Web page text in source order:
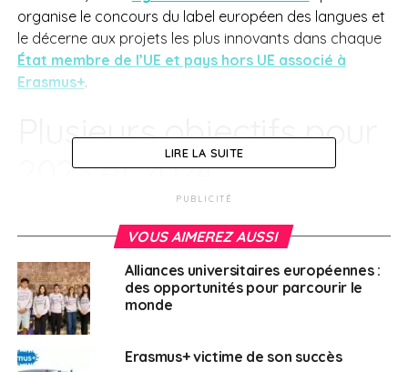
organise le concours du label européen des langues et
le décerne aux projets les plus innovants dans chaque
État membre de l’UE et pays hors UE associé à
Erasmus+.
Plusieurs objectifs pour
2023 et 2024
européenne recommande que les projets candidats
aider les migrants nouvellement arrivés, ainsi que
les jeunes et les enfants déplacés à répondre à
langues;
LIRE LA SUITE
PUBLICITÉ
VOUS AIMEREZ AUSSI
Alliances universitaires européennes :
des opportunités pour parcourir le
monde
Erasmus+ victime de son succès